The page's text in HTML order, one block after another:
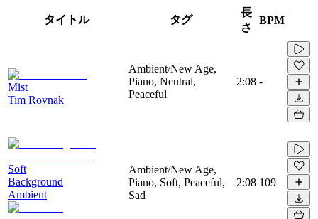
タイトル タグ
長
さ
BPM
Mist
Tim Rovnak
Ambient/New Age,
Piano, Neutral,
Peaceful
2:08 -
Soft
Background
Ambient
Ambient/New Age,
Piano, Soft, Peaceful,
Sad
2:08 109